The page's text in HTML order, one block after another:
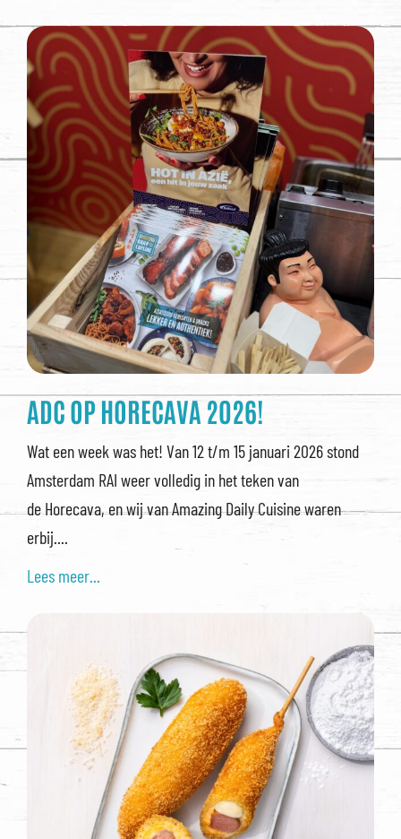
ADC OP HORECAVA 2026!
Wat een week was het! Van 12 t/m 15 januari 2026 stond
Amsterdam RAI weer volledig in het teken van
de Horecava, en wij van Amazing Daily Cuisine waren
erbij....
Lees meer...